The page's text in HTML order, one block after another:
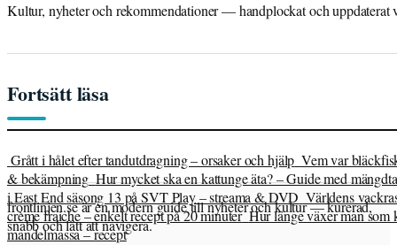
Kultur, nyheter och rekommendationer — handplockat och uppdaterat
Fortsätt läsa
Grått i hålet efter tandutdragning – orsaker och hjälp Vem var
& bekämpning Hur mycket ska en kattunge äta? – Guide med
i East End säsong 13 på SVT Play – streama & DVD Världens
crème fraiche – enkelt recept på 20 minuter Hur länge växer man
mandelmassa – recept
frontlinjen.se är en modern guide till nyheter och kultur — kurerad,
snabb och lätt att navigera.